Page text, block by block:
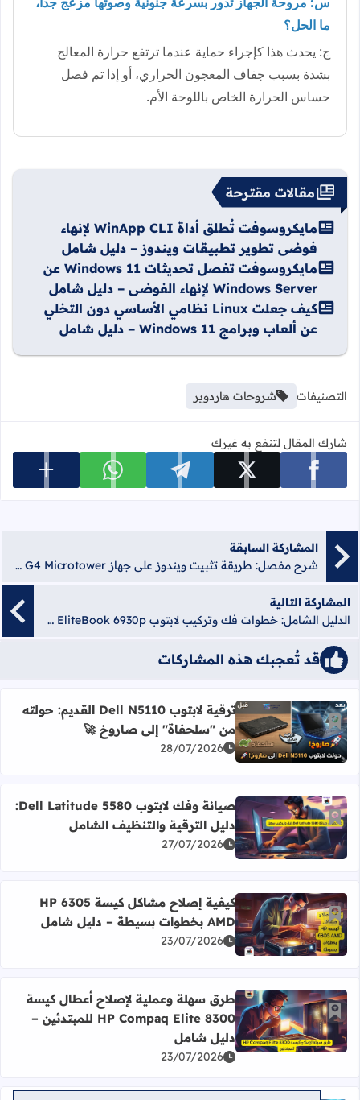
ما الحل؟
ج: يحدث هذا كإجراء حماية عندما ترتفع حرارة المعالج
بشدة بسبب جفاف المعجون الحراري، أو إذا تم فصل
حساس الحرارة الخاص باللوحة الأم.
مقالات مقترحة
مايكروسوفت تُطلق أداة WinApp CLI لإنهاء
فوضى تطوير تطبيقات ويندوز – دليل شامل
مايكروسوفت تفصل تحديثات Windows 11 عن
Windows Server لإنهاء الفوضى – دليل شامل
كيف جعلت Linux نظامي الأساسي دون التخلي
عن ألعاب وبرامج Windows 11 – دليل شامل
التصنيفات شروحات هاردوير
شارك المقال لتنفع به غيرك
شارك على facebook شارك على x شارك على telegram شارك على whatsapp عرض
المشاركة السابقة
شرح مفصل: طريقة تثبيت ويندوز على جهاز HP 290 G4 Microtower
المشاركة التالية
الدليل الشامل: خطوات فك وتركيب لابتوب HP EliteBook 6930p باحترافية
قد تُعجبك هذه المشاركات
أضف إلى العلامات المرجعية
اقرأ المزيد عن ترقية لابتوب Dell N5110 القديم: حولته من "سلحفاة" إلى صاروخ 🚀
ترقية لابتوب Dell N5110 القديم: حولته
من "سلحفاة" إلى صاروخ 🚀
28/07/2026
أضف إلى العلامات المرجعية
اقرأ المزيد عن صيانة وفك لابتوب Dell Latitude 5580: دليل الترقية والتنظيف الشامل
صيانة وفك لابتوب Dell Latitude 5580:
دليل الترقية والتنظيف الشامل
27/07/2026
أضف إلى العلامات المرجعية
اقرأ المزيد عن كيفية إصلاح مشاكل كيسة HP 6305 AMD بخطوات بسيطة – دليل شامل
كيفية إصلاح مشاكل كيسة HP 6305
AMD بخطوات بسيطة – دليل شامل
23/07/2026
أضف إلى العلامات المرجعية
اقرأ المزيد عن طرق سهلة وعملية لإصلاح أعطال كيسة HP Compaq Elite 8300 للمبتدئين – دليل شامل
طرق سهلة وعملية لإصلاح أعطال كيسة
HP Compaq Elite 8300 للمبتدئين –
دليل شامل
23/07/2026